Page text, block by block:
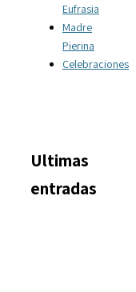
Eufrasia
Madre
Pierina
Celebraciones
Ultimas
entradas